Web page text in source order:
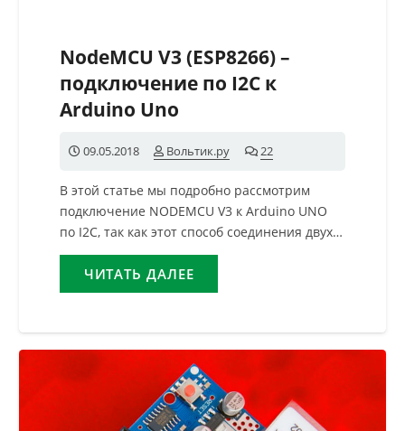
NodeMCU V3 (ESP8266) –
подключение по I2C к
Arduino Uno
09.05.2018 Вольтик.ру 22
В этой статье мы подробно рассмотрим
подключение NODEMCU V3 к Arduino UNO
по I2C, так как этот способ соединения двух…
ЧИТАТЬ ДАЛЕЕ